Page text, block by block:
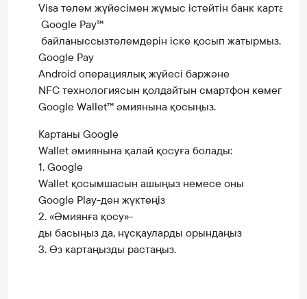
Visa төлем жүйесімен жұмыс істейтін банк
Google Pay™
байланыссызтөлемдерін іске қосып жатырмыз.
Google Pay
Android операциялық жүйесі баржәне
NFC технологиясын қолдайтын смартфон
Google Wallet™ әмиянына қосыңыз.
Картаны Google
Wallet әмиянына қалай қосуға болады:
1. Google
Wallet қосымшасын ашыңыз немесе оны
Google Play-ден жүктеңіз
2. «Әмиянға қосу»-
ды басыңыз да, нұсқауларды орындаңыз
3. Өз картаңызды растаңыз.